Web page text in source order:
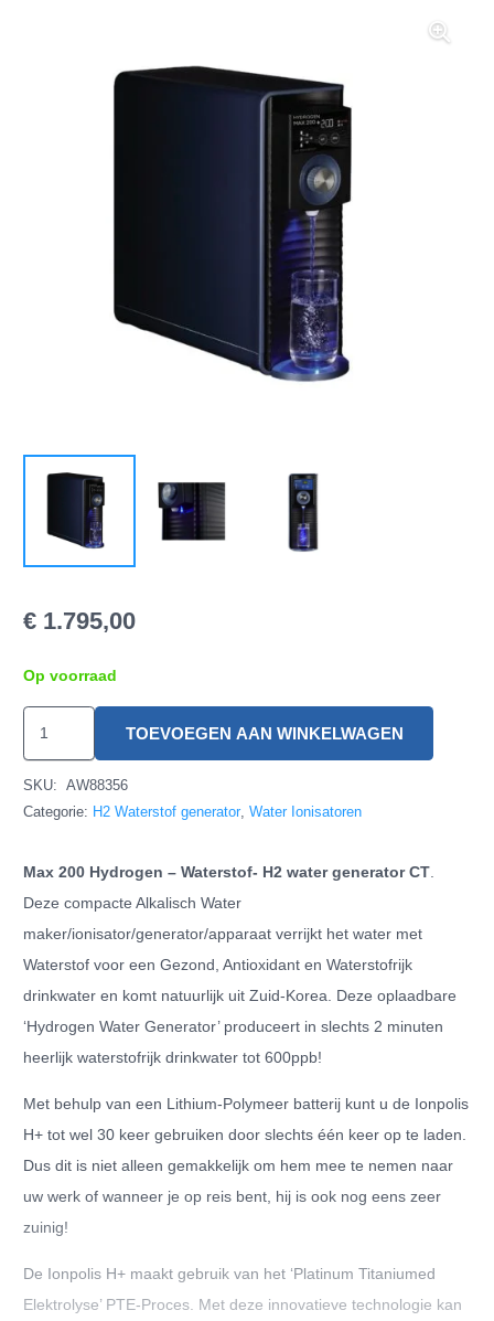
€ 1.795,00
Op voorraad
200
Waterstof
H2
(CT)
hoeveelheid
TOEVOEGEN AAN WINKELWAGEN
SKU:
AW88356
Categorie: H2 Waterstof generator, Water Ionisatoren
Max 200 Hydrogen – Waterstof- H2 water generator CT
Deze compacte Alkalisch Water
maker/ionisator/generator/apparaat verrijkt het water met
Waterstof voor een Gezond, Antioxidant en Waterstofrijk
drinkwater en komt natuurlijk uit Zuid-Korea. Deze oplaadbare
‘Hydrogen Water Generator’ produceert in slechts 2 minuten
heerlijk waterstofrijk drinkwater tot 600ppb!
Met behulp van een Lithium-Polymeer batterij kunt u de Ionpolis
H+ tot wel 30 keer gebruiken door slechts één keer op te laden.
Dus dit is niet alleen gemakkelijk om hem mee te nemen naar
uw werk of wanneer je op reis bent, hij is ook nog eens zeer
zuinig!
De Ionpolis H+ maakt gebruik van het ‘Platinum Titaniumed
Elektrolyse’ PTE-Proces. Met deze innovatieve technologie kan